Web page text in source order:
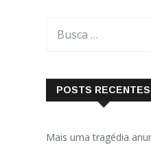
POSTS RECENTES
Mais uma tragédia